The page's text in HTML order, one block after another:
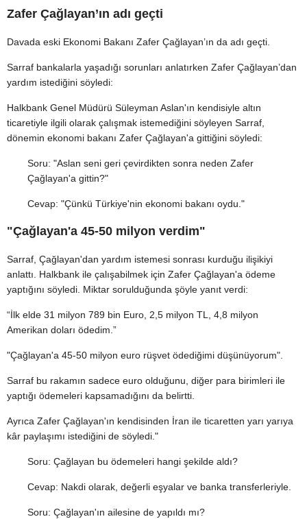
Zafer Çağlayan’ın adı geçti
Davada eski Ekonomi Bakanı Zafer Çağlayan’ın da adı geçti.
Sarraf bankalarla yaşadığı sorunları anlatırken Zafer Çağlayan’dan
yardım istediğini söyledi:
Halkbank Genel Müdürü Süleyman Aslan'ın kendisiyle altın
ticaretiyle ilgili olarak çalışmak istemediğini söyleyen Sarraf,
dönemin ekonomi bakanı Zafer Çağlayan'a gittiğini söyledi:
Soru: "Aslan seni geri çevirdikten sonra neden Zafer
Çağlayan'a gittin?"
Cevap: "Çünkü Türkiye'nin ekonomi bakanı oydu."
"Çağlayan'a 45-50 milyon verdim"
Sarraf, Çağlayan'dan yardım istemesi sonrası kurduğu ilişikiyi
anlattı. Halkbank ile çalışabilmek için Zafer Çağlayan'a ödeme
yaptığını söyledi. Miktar sorulduğunda şöyle yanıt verdi:
“İlk elde 31 milyon 789 bin Euro, 2,5 milyon TL, 4,8 milyon
Amerikan doları ödedim.”
"Çağlayan'a 45-50 milyon euro rüşvet ödediğimi düşünüyorum".
Sarraf bu rakamın sadece euro olduğunu, diğer para birimleri ile
yaptığı ödemeleri kapsamadığını da belirtti.
Ayrıca Zafer Çağlayan'ın kendisinden İran ile ticaretten yarı yarıya
kâr paylaşımı istediğini de söyledi."
Soru: Çağlayan bu ödemeleri hangi şekilde aldı?
Cevap: Nakdi olarak, değerli eşyalar ve banka transferleriyle.
Soru: Çağlayan'ın ailesine de yapıldı mı?